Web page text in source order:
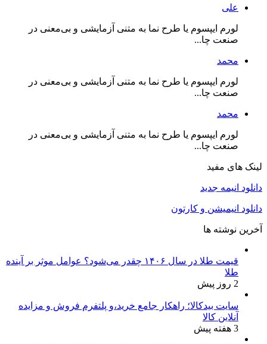
علی
لورم ایپسوم یا طرح‌ نما به متنی آزمایشی و بی‌معنی در
صنعت چا...
محمد
لورم ایپسوم یا طرح‌ نما به متنی آزمایشی و بی‌معنی در
صنعت چا...
محمد
لورم ایپسوم یا طرح‌ نما به متنی آزمایشی و بی‌معنی در
صنعت چا...
لینک های مفید
دانلود انیمه جدید
دانلود انیمیشن و کارتون
آخرین نوشته ها
قیمت طلا در سال ۱۴۰۶ چقدر می‌شود؟ عوامل موثر بر آینده
طلا
2 روز پیش
سایت بیدکالا؛ راهکار جامع خرید،و پلتفرم فروش و مزایده
آنلاین کالا
3 هفته پیش